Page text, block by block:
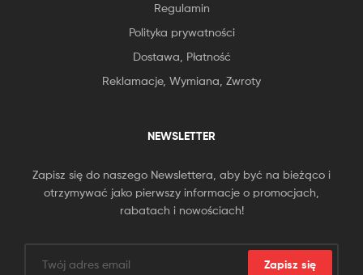
Regulamin
Polityka prywatności
Dostawa, Płatność
Reklamacje, Wymiana, Zwroty
NEWSLETTER
Zapisz się do naszego Newslettera, aby być na bieżąco i
otrzymywać jako pierwszy informacje o promocjach,
rabatach i nowościach!
Zapisz się